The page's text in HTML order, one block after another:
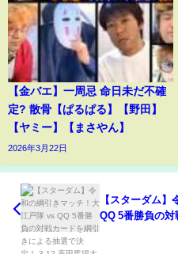
【金バエ】一周忌 命日未だ不確
定? 散骨【ぱるぱる】【野田】
【ヤミー】【まさやん】
2026年3月22日
【スターダム
QQ 5番勝負の